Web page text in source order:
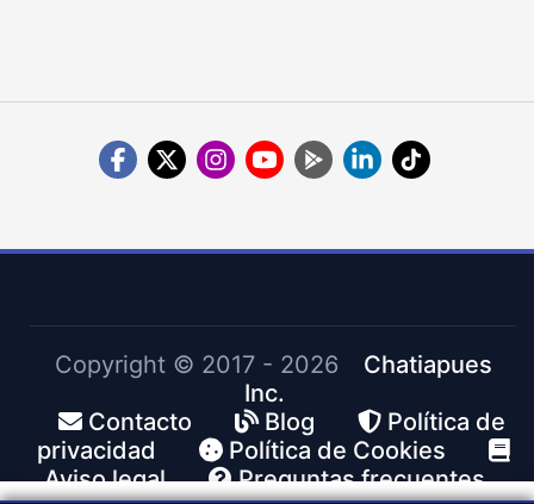
Copyright © 2017 - 2026
Chatiapues
Inc.
Contacto
Blog
Política de
privacidad
Política de Cookies
Aviso legal
Preguntas frecuentes